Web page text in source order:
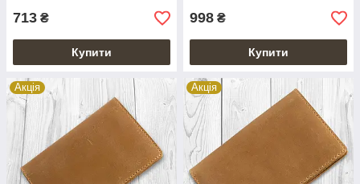
713 ₴
Купити
998 ₴
Купити
Акція Акція